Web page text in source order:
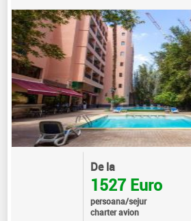
De la
1527 Euro
persoana/sejur
charter avion